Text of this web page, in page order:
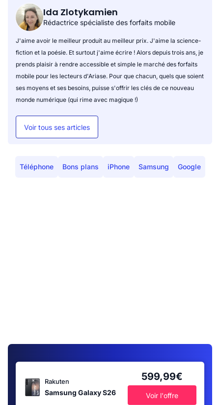
Ida Zlotykamien
Rédactrice spécialiste des forfaits mobile
J'aime avoir le meilleur produit au meilleur prix. J'aime la science-
fiction et la poésie. Et surtout j'aime écrire ! Alors depuis trois ans, je
prends plaisir à rendre accessible et simple le marché des forfaits
mobile pour les lecteurs d'Ariase. Pour que chacun, quels que soient
ses moyens et ses besoins, puisse s'offrir les clés de ce nouveau
monde numérique (qui rime avec magique !)
Voir tous ses articles
Téléphone Bons plans iPhone Samsung Google
Rakuten
Samsung Galaxy S26
599,99€
Voir l'offre